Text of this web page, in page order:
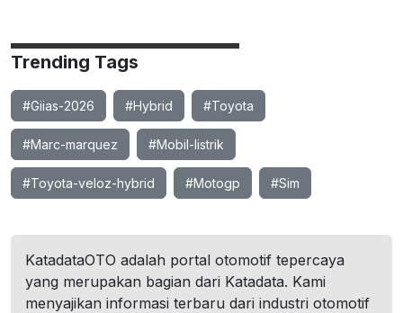
Trending Tags
#Giias-2026 #Hybrid #Toyota
#Marc-marquez #Mobil-listrik
#Toyota-veloz-hybrid #Motogp #Sim
KatadataOTO adalah portal otomotif tepercaya
yang merupakan bagian dari Katadata. Kami
menyajikan informasi terbaru dari industri otomotif